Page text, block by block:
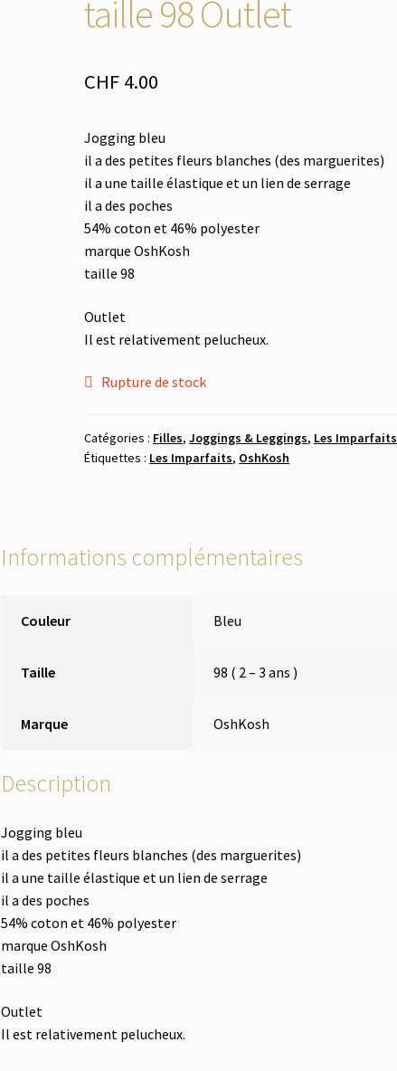
taille 98 Outlet
CHF 4.00
Jogging bleu
il a des petites fleurs blanches (des marguerites)
il a une taille élastique et un lien de serrage
il a des poches
54% coton et 46% polyester
marque OshKosh
taille 98
Outlet
Il est relativement pelucheux.
Rupture de stock
Catégories : Filles,Joggings & Leggings, Les Imparfaits
Étiquettes : Les Imparfaits, OshKosh
Informations complémentaires
Couleur Bleu
Taille 98 ( 2 – 3 ans )
Marque OshKosh
Description
Jogging bleu
il a des petites fleurs blanches (des marguerites)
il a une taille élastique et un lien de serrage
il a des poches
54% coton et 46% polyester
marque OshKosh
taille 98
Outlet
Il est relativement pelucheux.